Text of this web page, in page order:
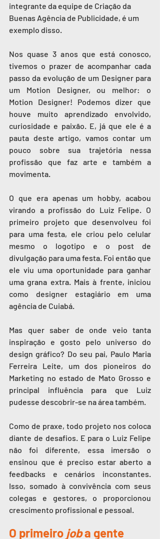
integrante da equipe de Criação da
Buenas Agência de Publicidade, é um
exemplo disso.
Nos quase 3 anos que está conosco,
tivemos o prazer de acompanhar cada
passo da evolução de um Designer para
um Motion Designer, ou melhor: o
Motion Designer! Podemos dizer que
houve muito aprendizado envolvido,
curiosidade e paixão. E, já que ele é a
pauta deste artigo, vamos contar um
pouco sobre sua trajetória nessa
profissão que faz arte e também a
movimenta.
O que era apenas um hobby, acabou
virando a profissão do Luiz Felipe. O
primeiro projeto que desenvolveu foi
para uma festa, ele criou pelo celular
mesmo o logotipo e o post de
divulgação para uma festa. Foi então que
ele viu uma oportunidade para ganhar
uma grana extra. Mais à frente, iniciou
como designer estagiário em uma
agência de Cuiabá.
Mas quer saber de onde veio tanta
inspiração e gosto pelo universo do
design gráfico? Do seu pai, Paulo Maria
Ferreira Leite, um dos pioneiros do
Marketing no estado de Mato Grosso e
principal influência para que Luiz
pudesse descobrir-se na área também.
Como de praxe, todo projeto nos coloca
diante de desafios. E para o Luiz Felipe
não foi diferente, essa imersão o
ensinou que é preciso estar aberto a
feedbacks e cenários inconstantes.
Isso, somado à convivência com seus
colegas e gestores, o proporcionou
crescimento profissional e pessoal.
O primeiro job a gente